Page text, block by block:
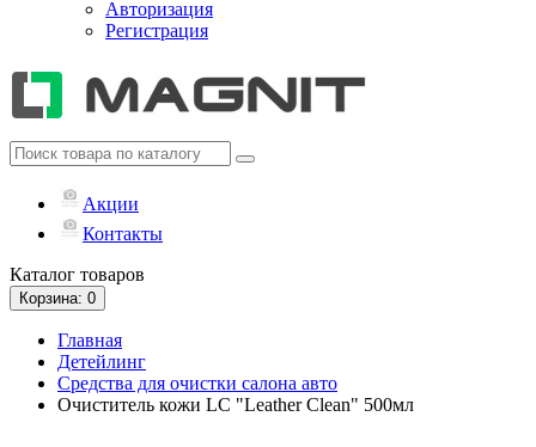
Авторизация
Регистрация
Акции
Контакты
Каталог товаров
Корзина: 0
Главная
Детейлинг
Средства для очистки салона авто
Очиститель кожи LC "Leather Clean" 500мл